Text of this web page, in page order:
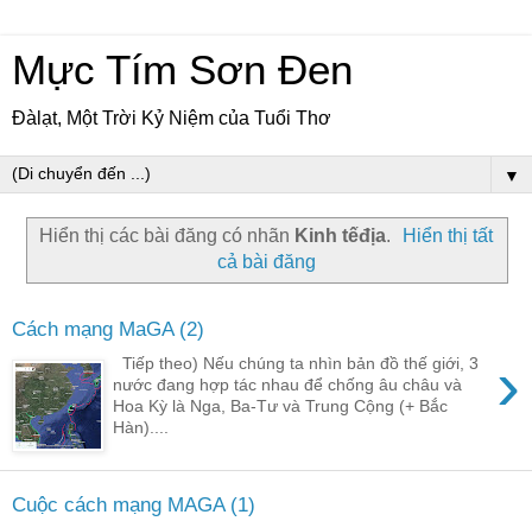
Mực Tím Sơn Đen
Đàlạt, Một Trời Kỷ Niệm của Tuổi Thơ
▼
Hiển thị các bài đăng có nhãn Kinh tếđịa.
Hiển thị tất
cả bài đăng
Cách mạng MaGA (2)
›
Tiếp theo) Nếu chúng ta nhìn bản đồ thế giới, 3
nước đang hợp tác nhau để chống âu châu và
Hoa Kỳ là Nga, Ba-Tư và Trung Cộng (+ Bắc
Hàn)....
Cuộc cách mạng MAGA (1)